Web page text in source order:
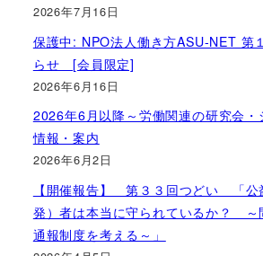
2026年7月16日
保護中: NPO法人働き方ASU-NET 第
らせ [会員限定]
2026年6月16日
2026年6月以降～労働関連の研究会・
情報・案内
2026年6月2日
【開催報告】 第３３回つどい 「公
発）者は本当に守られているか？ ～
通報制度を考える～」